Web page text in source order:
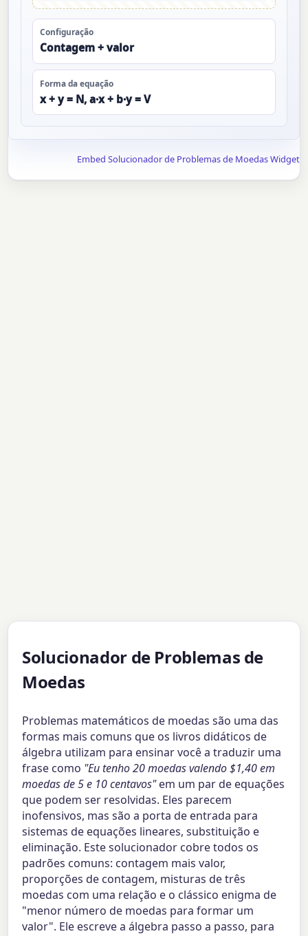
Configuração
Contagem + valor
Forma da equação
x + y = N, a·x + b·y = V
Embed Solucionador de Problemas de Moedas Widget
Solucionador de Problemas de
Moedas
Problemas matemáticos de moedas são uma das
formas mais comuns que os livros didáticos de
álgebra utilizam para ensinar você a traduzir uma
frase como "Eu tenho 20 moedas valendo $1,40 em
moedas de 5 e 10 centavos"em um par de equações
que podem ser resolvidas. Eles parecem
inofensivos, mas são a porta de entrada para
sistemas de equações lineares, substituição e
eliminação. Este solucionador cobre todos os
padrões comuns: contagem mais valor,
proporções de contagem, misturas de três
moedas com uma relação e o clássico enigma de
"menor número de moedas para formar um
valor". Ele escreve a álgebra passo a passo, para